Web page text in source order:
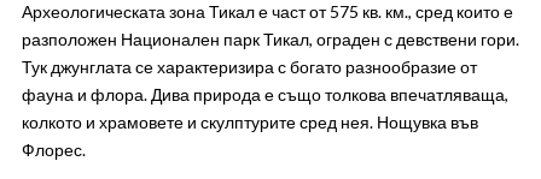
Археологическата зона Тикал е част от 575 кв. км., сред които е
разположен Национален парк Тикал, ограден с девствени гори.
Тук джунглата се характеризира с богато разнообразие от
фауна и флора. Дива природа е също толкова впечатляваща,
колкото и храмовете и скулптурите сред нея. Нощувка във
Флорес.